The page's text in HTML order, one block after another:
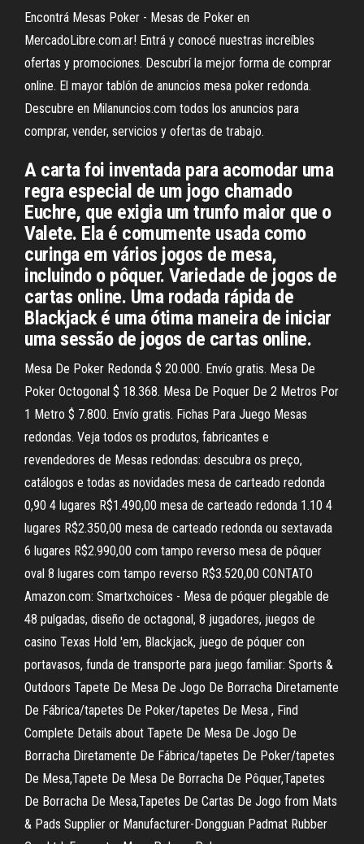
Encontrá Mesas Poker - Mesas de Poker en
MercadoLibre.com.ar! Entrá y conocé nuestras increíbles
ofertas y promociones. Descubrí la mejor forma de comprar
online. El mayor tablón de anuncios mesa poker redonda.
Descubre en Milanuncios.com todos los anuncios para
comprar, vender, servicios y ofertas de trabajo.
A carta foi inventada para acomodar uma
regra especial de um jogo chamado
Euchre, que exigia um trunfo maior que o
Valete. Ela é comumente usada como
curinga em vários jogos de mesa,
incluindo o pôquer. Variedade de jogos de
cartas online. Uma rodada rápida de
Blackjack é uma ótima maneira de iniciar
uma sessão de jogos de cartas online.
Mesa De Poker Redonda $ 20.000. Envío gratis. Mesa De
Poker Octogonal $ 18.368. Mesa De Poquer De 2 Metros Por
1 Metro $ 7.800. Envío gratis. Fichas Para Juego Mesas
redondas. Veja todos os produtos, fabricantes e
revendedores de Mesas redondas: descubra os preço,
catálogos e todas as novidades mesa de carteado redonda
0,90 4 lugares R$1.490,00 mesa de carteado redonda 1.10 4
lugares R$2.350,00 mesa de carteado redonda ou sextavada
6 lugares R$2.990,00 com tampo reverso mesa de pôquer
oval 8 lugares com tampo reverso R$3.520,00 CONTATO
Amazon.com: Smartxchoices - Mesa de póquer plegable de
48 pulgadas, diseño de octagonal, 8 jugadores, juegos de
casino Texas Hold 'em, Blackjack, juego de póquer con
portavasos, funda de transporte para juego familiar: Sports &
Outdoors Tapete De Mesa De Jogo De Borracha Diretamente
De Fábrica/tapetes De Poker/tapetes De Mesa , Find
Complete Details about Tapete De Mesa De Jogo De
Borracha Diretamente De Fábrica/tapetes De Poker/tapetes
De Mesa,Tapete De Mesa De Borracha De Pôquer,Tapetes
De Borracha De Mesa,Tapetes De Cartas De Jogo from Mats
& Pads Supplier or Manufacturer-Dongguan Padmat Rubber